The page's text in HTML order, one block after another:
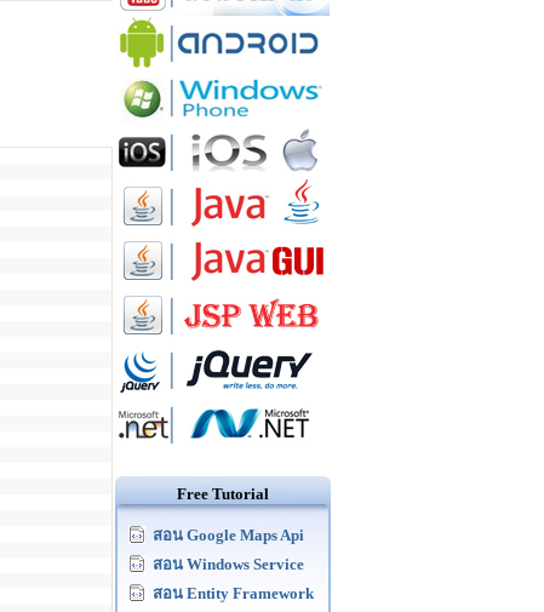
Free Tutorial
สอน Google Maps Api
สอน Windows Service
สอน Entity Framework